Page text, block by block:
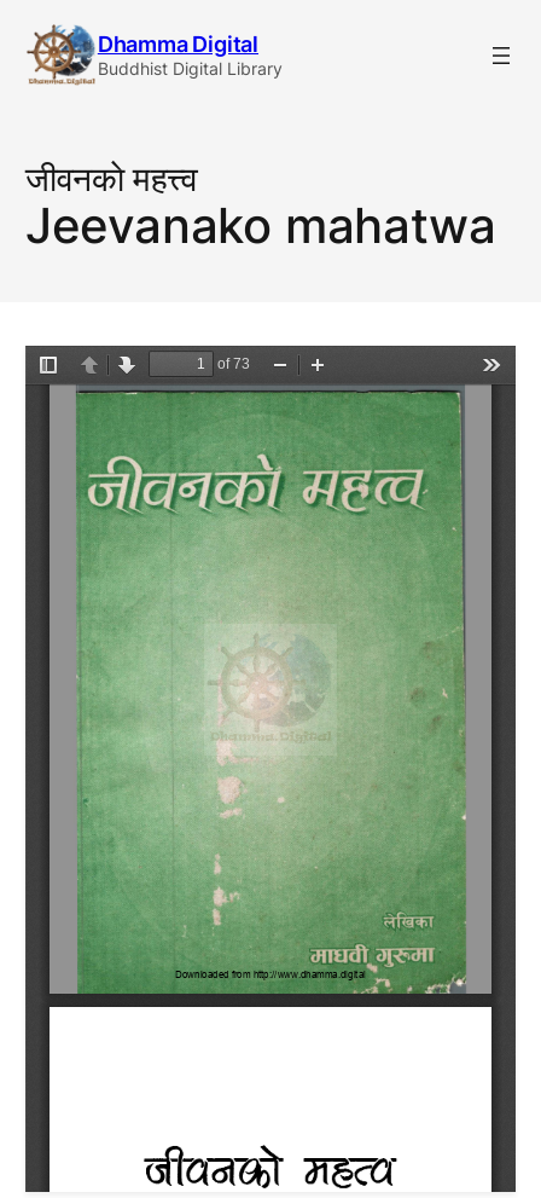
content
Dhamma Digital
Buddhist Digital Library
जीवनकाे महत्त्व
Jeevanako mahatwa